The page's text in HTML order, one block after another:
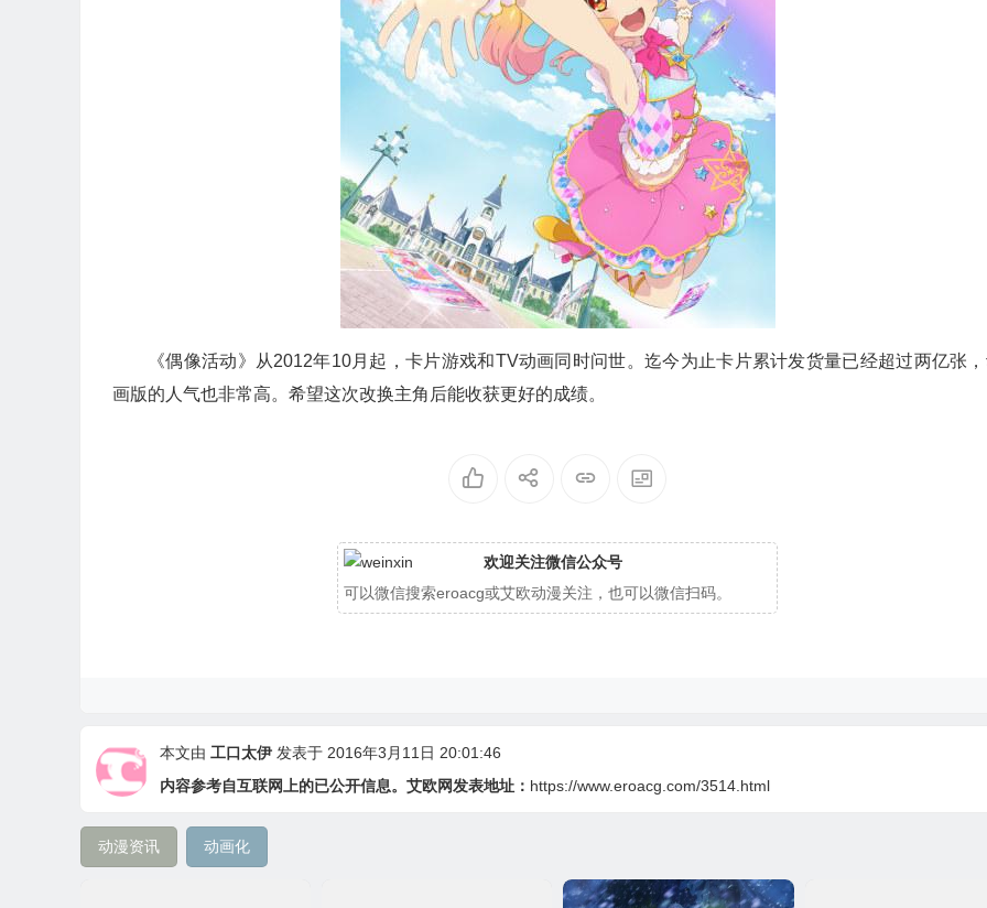
《偶像活动》从2012年10月起，卡片游戏和TV动画同时问世。迄今为止卡片累计发货量已经超过两亿张
画版的人气也非常高。希望这次改换主角后能收获更好的成绩。
欢迎关注微信公众号
可以微信搜索eroacg或艾欧动漫关注，也可以微信扫码。
本文由 工口太伊 发表于 2016年3月11日 20:01:46
内容参考自互联网上的已公开信息。艾欧网发表地址： https://www.eroacg.com/3514.html
动漫资讯 动画化